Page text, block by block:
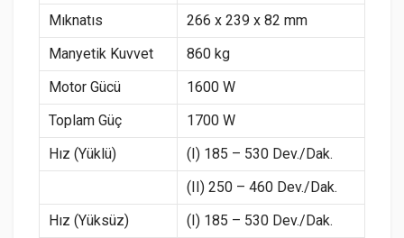
Mıknatıs
266 x 239 x 82 mm
Manyetik Kuvvet
860 kg
Motor Gücü
1600 W
Toplam Güç
1700 W
Hız (Yüklü)
(I) 185 – 530 Dev./Dak.
(II) 250 – 460 Dev./Dak.
Hız (Yüksüz)
(I) 185 – 530 Dev./Dak.